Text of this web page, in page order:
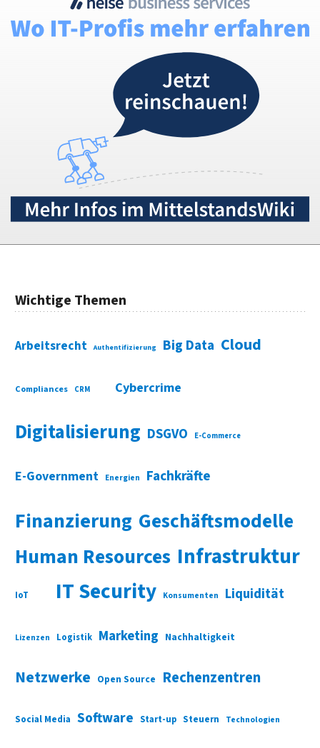
Wichtige Themen
Arbeitsrecht Authentifizierung Big Data Cloud
Compliances CRM Cybercrime
Digitalisierung DSGVO E-Commerce
E-Government Energien Fachkräfte
Finanzierung Geschäftsmodelle
Human Resources Infrastruktur
IoT IT Security Konsumenten Liquidität
Lizenzen Logistik Marketing Nachhaltigkeit
Netzwerke Open Source Rechenzentren
Social Media Software Start-up Steuern Technologien